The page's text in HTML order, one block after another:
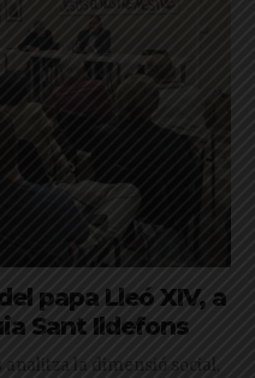
papa Lleó XIV, a
Sant Ildefons
la dimensió social,